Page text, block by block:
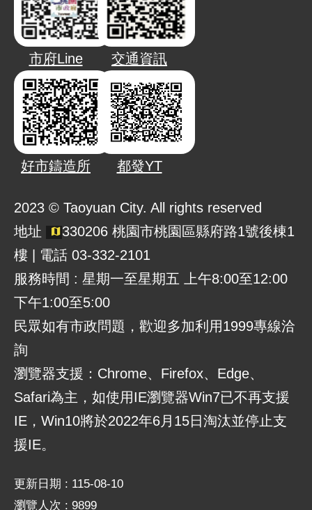
市府Line
好市鑄造所
交通資訊
都發YT
2023 © Taoyuan City. All rights reserved
地址
330206 桃園市桃園區縣府路1號後棟1
樓 | 電話 03-332-2101
服務時間 : 星期一至星期五 上午8:00至12:00
下午1:00至5:00
民眾如有市政問題，歡迎多加利用1999專線洽
詢
瀏覽器支援：Chrome、Firefox、Edge、
Safari為主，如使用IE瀏覽器Win7已不再支援
IE，Win10將於2022年6月15日淘汰並停止支
援IE。
更新日期
115-08-10
瀏覽人次
9899